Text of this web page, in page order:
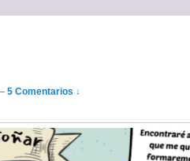
5 Comentarios ↓